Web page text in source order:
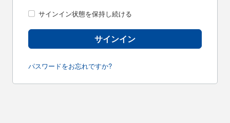
サインイン状態を保持し続ける
パスワードをお忘れですか?
サインイン